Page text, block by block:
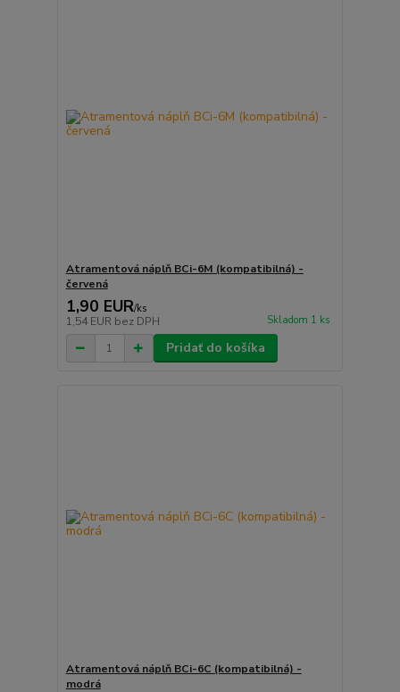
Atramentová náplň BCi-6M (kompatibilná) -
červená
1,90 EUR/ks
1,54 EUR bez DPH Skladom 1 ks
Pridať do košíka
Atramentová náplň BCi-6C (kompatibilná) -
modrá